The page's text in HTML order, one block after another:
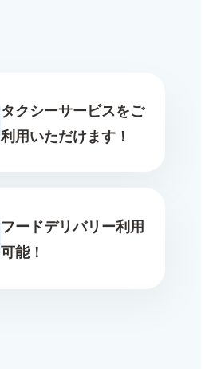
タクシーサービスをご
利用いただけます！
フードデリバリー利用
可能！